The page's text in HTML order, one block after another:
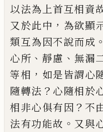
以法為上首互相資
又於此中 ， 為欲顯
類互為因不說而成 。
心所 、 靜慮 、 無漏
等相 ， 如是皆謂心
隨轉法 ？ 心隨相於
相非心俱有因 ？ 不
法有功能故 。 又與